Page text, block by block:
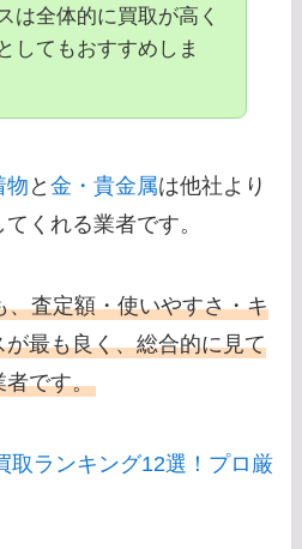
は全体的に買取が高く
してもおすすめしま
物 と金・貴金属は他社より
くれる業者です。
、査定額・使いやすさ・キ
最も良く、総合的に見て
者です。
取ランキング12選！プロ厳